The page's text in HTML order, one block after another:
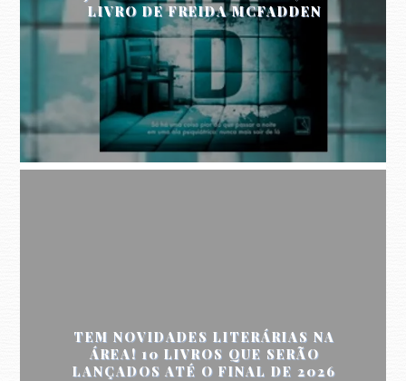
LIVRO DE FREIDA MCFADDEN
TEM NOVIDADES LITERÁRIAS NA
ÁREA! 10 LIVROS QUE SERÃO
LANÇADOS ATÉ O FINAL DE 2026